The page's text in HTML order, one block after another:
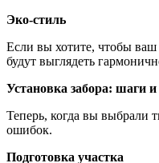
Эко-стиль
Если вы хотите, чтобы ваш
будут выглядеть
Установка забора: шаги
Теперь, когда вы выбрали
ошибок.
Подготовка участка